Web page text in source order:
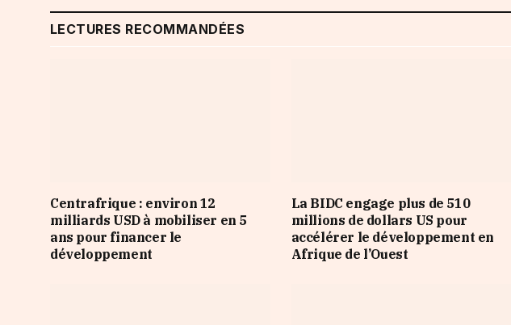
LECTURES RECOMMANDÉES
Centrafrique : environ 12
milliards USD à mobiliser en 5
ans pour financer le
développement
La BIDC engage plus de 510
millions de dollars US pour
accélérer le développement en
Afrique de l’Ouest